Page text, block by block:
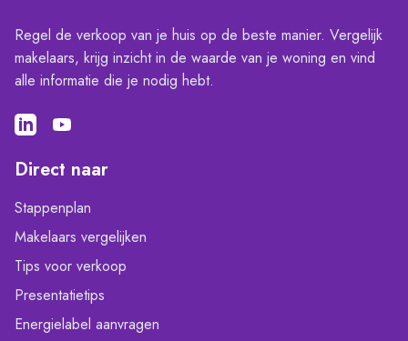
Regel de verkoop van je huis op de beste manier. Vergelijk
makelaars, krijg inzicht in de waarde van je woning en vind
alle informatie die je nodig hebt.
Direct naar
Stappenplan
Makelaars vergelijken
Tips voor verkoop
Presentatietips
Energielabel aanvragen